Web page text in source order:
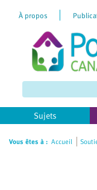
À propos
Sujets
Vous êtes à : Accueil